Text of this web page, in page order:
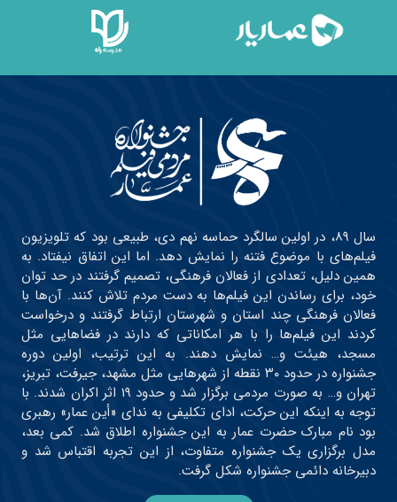
سال ۸۹، در اولین سالگرد حماسه نهم دی، طبیعی بود که تلویزیون
فیلم‌های با موضوع فتنه را نمایش دهد. اما این اتفاق نیفتاد. به
همین دلیل، تعدادی از فعالان فرهنگی، تصمیم گرفتند در حد توان
خود، برای رساندن این فیلم‌ها به دست مردم تلاش کنند. آن‌ها با
فعالان فرهنگی چند استان و شهرستان ارتباط گرفتند و درخواست
کردند این فیلم‌ها را با هر امکاناتی که دارند در فضاهایی مثل
مسجد، هیئت و… نمایش دهند. به این ترتیب، اولین دوره
جشنواره در حدود ۳۰ نقطه از شهرهایی مثل مشهد، جیرفت، تبریز،
تهران و… به صورت مردمی برگزار شد و حدود ۱۹ اثر اکران شدند. با
توجه به اینکه این حرکت، ادای تکلیفی به ندای «أین عمار» رهبری
بود نام مبارک حضرت عمار به این جشنواره اطلاق شد. کمی بعد،
مدل برگزاری یک جشنواره متفاوت، از این تجربه اقتباس شد و
دبیرخانه دائمی جشنواره شکل گرفت.